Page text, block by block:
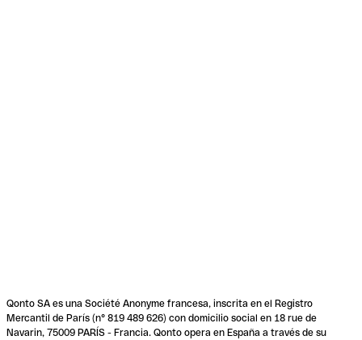
Qonto SA es una Société Anonyme francesa, inscrita en el Registro
Mercantil de París (n° 819 489 626) con domicilio social en 18 rue de
Navarin, 75009 PARÍS - Francia. Qonto opera en España a través de su